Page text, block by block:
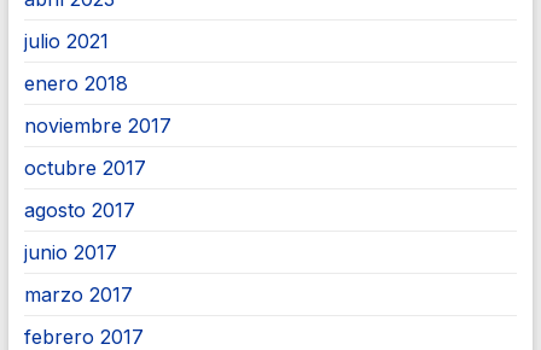
julio 2021
enero 2018
noviembre 2017
octubre 2017
agosto 2017
junio 2017
marzo 2017
febrero 2017